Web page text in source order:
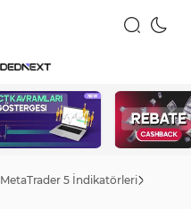
MetaTrader 5 İndikatörleri